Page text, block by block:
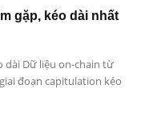
gặp, kéo dài nhất
dài Dữ liệu on-chain từ
đoạn capitulation kéo